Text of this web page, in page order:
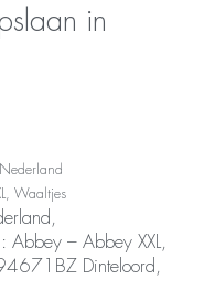
in
Waaltjes
– Abbey XXL,
Dinteloord,